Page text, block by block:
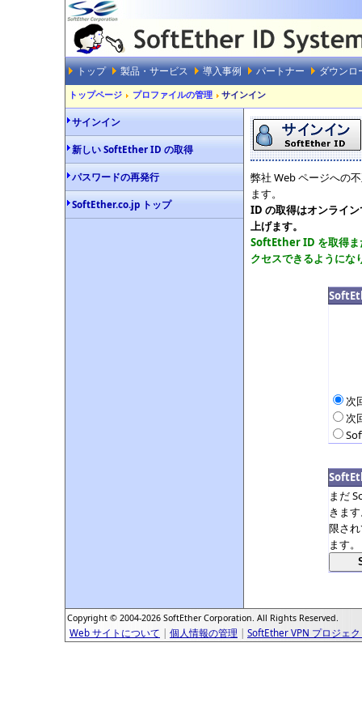
トップ 製品・サービス 導入事例 パートナー ダウンロ
トップページ プロファイルの管理 サインイン
サインイン
新しい SoftEther ID の取得
パスワードの再発行
SoftEther.co.jp トップ
弊社 Web ページへの
ます。
ID の取得はオンライ
上げます。
SoftEther ID を取得ま
クセスできるようにな
次
次
まだ
きま
限さ
ます。
Copyright © 2004-2026 SoftEther Corporation. All Rights Reserved.
Web サイトについて | 個人情報の管理 | SoftEther VPN プロジェ